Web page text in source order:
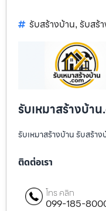
รับสร้างบ้าน, รับสร้
รับเหมาสร้างบ้า
รับเหมาสร้างบ้าน รับสร้า
ติดต่อเรา
โทร คลิก
099-185-